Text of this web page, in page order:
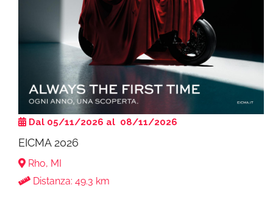
Dal 05/11/2026 al 08/11/2026
EICMA 2026
Rho, MI
Distanza: 49.3 km